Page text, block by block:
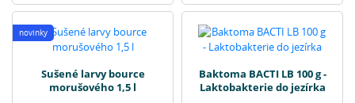
novinky
Sušené larvy bource
morušového 1,5 l
Baktoma BACTI LB 100 g -
Laktobakterie do jezírka